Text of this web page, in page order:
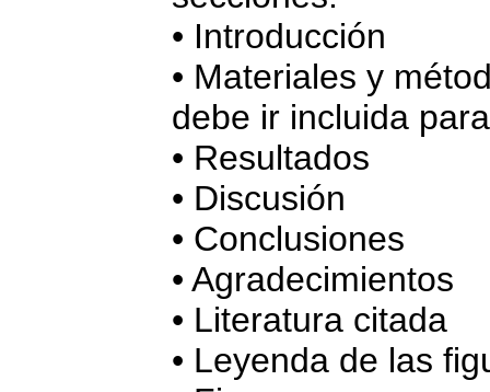
• Introducción
• Materiales y
debe ir incluida
• Resultados
• Discusión
• Conclusiones
• Agradecimientos
• Literatura citada
• Leyenda de las